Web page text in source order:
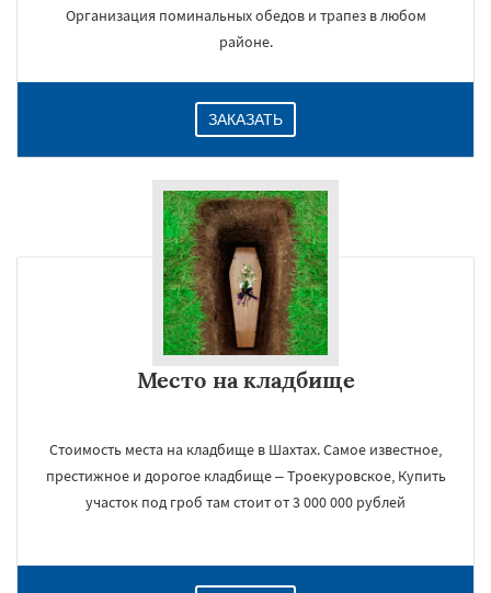
Организация поминальных обедов и трапез в любом
районе.
ЗАКАЗАТЬ
Место на кладбище
Стоимость места на кладбище в Шахтах. Самое известное,
престижное и дорогое кладбище – Троекуровское, Купить
участок под гроб там стоит от 3 000 000 рублей